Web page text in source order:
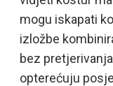
mogu iskapati
izložbe
bez
opterećuju